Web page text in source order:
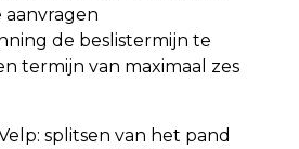
de beslistermijn te
termijn van maximaal zes
splitsen van het pand